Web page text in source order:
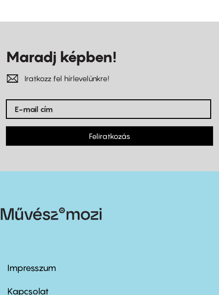
Maradj képben!
Iratkozz fel hírlevelünkre!
Feliratkozás
Footer
first
Impresszum
Kapcsolat